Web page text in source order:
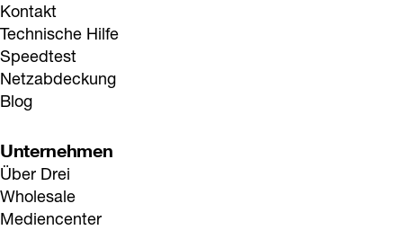
Kontakt
Technische Hilfe
Speedtest
Netzabdeckung
Blog
Unternehmen
Über Drei
Wholesale
Mediencenter